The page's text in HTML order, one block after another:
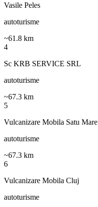
Vasile Peles
autoturisme
~61.8 km
4
Sc KRB SERVICE SRL
autoturisme
~67.3 km
5
Vulcanizare Mobila Satu Mare
autoturisme
~67.3 km
6
Vulcanizare Mobila Cluj
autoturisme